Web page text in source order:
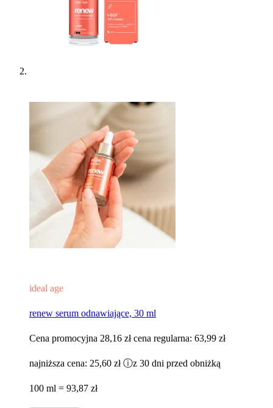
ideal age
renew serum odnawiające, 30 ml
Cena promocyjna 28,16 zł cena regularna: 63,99 zł
najniższa cena: 25,60 zł ⓘz 30 dni przed obniżką
100 ml = 93,87 zł